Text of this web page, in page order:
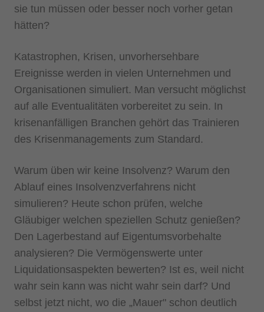
sie tun müssen oder besser noch vorher getan
hätten?
Katastrophen, Krisen, unvorhersehbare
Ereignisse werden in vielen Unternehmen und
Organisationen simuliert. Man versucht möglichst
auf alle Eventualitäten vorbereitet zu sein. In
krisenanfälligen Branchen gehört das Trainieren
des Krisenmanagements zum Standard.
Warum üben wir keine Insolvenz? Warum den
Ablauf eines Insolvenzverfahrens nicht
simulieren? Heute schon prüfen, welche
Gläubiger welchen speziellen Schutz genießen?
Den Lagerbestand auf Eigentumsvorbehalte
analysieren? Die Vermögenswerte unter
Liquidationsaspekten bewerten? Ist es, weil nicht
wahr sein kann was nicht wahr sein darf? Und
selbst jetzt nicht, wo die „Mauer" schon deutlich